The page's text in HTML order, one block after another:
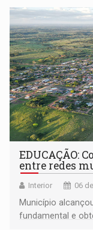
EDUCAÇÃO:
entre redes
Interior 06
Município
fundamental e